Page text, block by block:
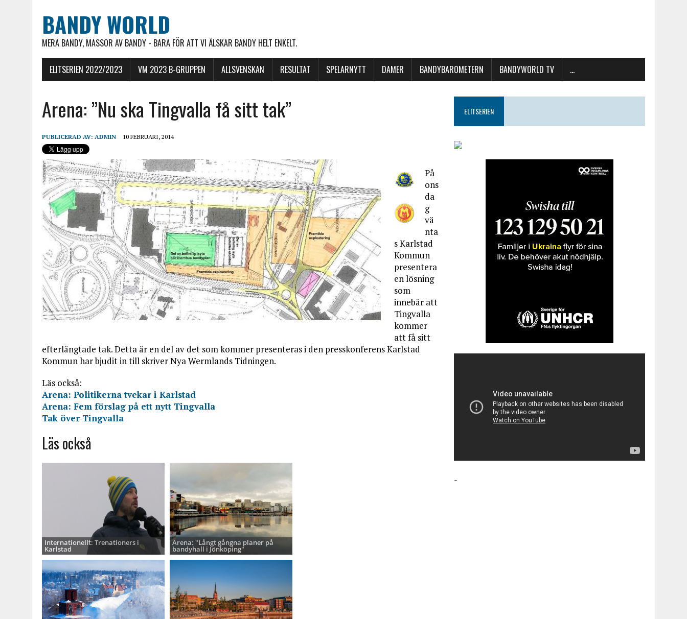
BANDY WORLD
MERA BANDY, MASSOR AV BANDY - BARA FÖR ATT VI ÄLSKAR BANDY HELT ENKELT.
ELITSERIEN 2022/2023 VM 2023 B-GRUPPEN ALLSVENSKAN RESULTAT SPELARNYTT DAMER BANDYBAROMETERN BANDYWORLD TV …
Arena: ”Nu ska Tingvalla få sitt tak”
PUBLICERAD AV: ADMIN 10 FEBRUARI, 2014
På
ons
da
g
vä
nta
s Karlstad
Kommun
presentera
en lösning
som
innebär att
Tingvalla
kommer
att få sitt
efterlängtade tak. Detta är en del av det som kommer presenteras i den presskonferens Karlstad
Kommun har bjudit in till skriver Nya Wermlands Tidningen.
Läs också:
Arena: Politikerna tvekar i Karlstad
Arena: Fem förslag på ett nytt Tingvalla
Tak över Tingvalla
Läs också
Internationellt: Trenationers i
Karlstad
Arena: "Långt gångna planer på
bandyhall i Jönköping"
ELITSERIEN
-